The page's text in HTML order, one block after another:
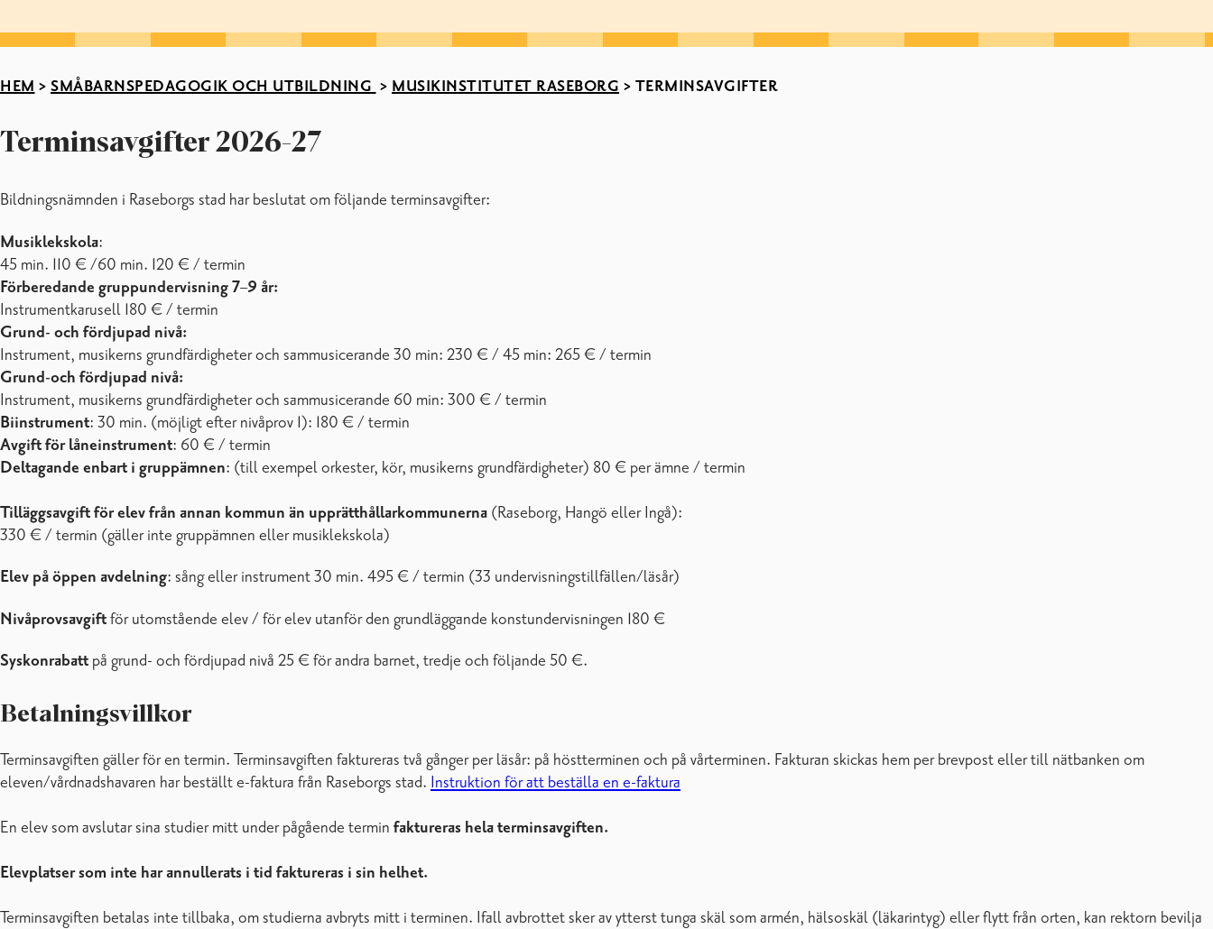
HEM > SMÅBARNSPEDAGOGIK OCH UTBILDNING > MUSIKINSTITUTET RASEBORG > TERMINSAVGIFTER
Terminsavgifter 2026-27
Bildningsnämnden i Raseborgs stad har beslutat om följande terminsavgifter:
Musiklekskola:
45 min. 110 € /60 min. 120 € / termin
Förberedande gruppundervisning 7–9 år:
Instrumentkarusell 180 € / termin
Grund- och fördjupad nivå:
Instrument, musikerns grundfärdigheter och sammusicerande 30 min: 230 € / 45 min: 265 € / termin
Grund-och fördjupad nivå:
Instrument, musikerns grundfärdigheter och sammusicerande 60 min: 300 € / termin
Biinstrument: 30 min. (möjligt efter nivåprov 1): 180 € / termin
Avgift för låneinstrument: 60 € / termin
Deltagande enbart i gruppämnen: (till exempel orkester, kör, musikerns grundfärdigheter) 80 € per ämne / termin
Tilläggsavgift för elev från annan kommun än upprätthållarkommunerna (Raseborg, Hangö eller Ingå):
330 € / termin (gäller inte gruppämnen eller musiklekskola)
Elev på öppen avdelning: sång eller instrument 30 min. 495 € / termin (33 undervisningstillfällen/läsår)
Nivåprovsavgiftför utomstående elev / för elev utanför den grundläggande konstundervisningen 180 €
Syskonrabatt på grund- och fördjupad nivå 25 € för andra barnet, tredje och följande 50 €.
Betalningsvillkor
Terminsavgiften gäller för en termin. Terminsavgiften faktureras två gånger per läsår: på höstterminen och på vårterminen. Fakturan skickas hem per brevpost eller till nätbanken om
eleven/vårdnadshavaren har beställt e-faktura från Raseborgs stad. Instruktion för att beställa en e-faktura
En elev som avslutar sina studier mitt under pågående termin faktureras hela terminsavgiften.
Elevplatser som inte har annullerats i tid faktureras i sin helhet.
Terminsavgiften betalas inte tillbaka, om studierna avbryts mitt i terminen. Ifall avbrottet sker av ytterst tunga skäl som armén, hälsoskäl (läkarintyg) eller flytt från orten, kan rektorn bevilja